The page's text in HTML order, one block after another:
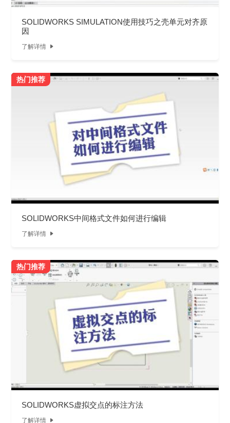
SOLIDWORKS SIMULATION使用技巧之壳单元对齐原
因
了解详情 
热门推荐
SOLIDWORKS中间格式文件如何进行编辑
了解详情 
热门推荐
SOLIDWORKS虚拟交点的标注方法
了解详情 